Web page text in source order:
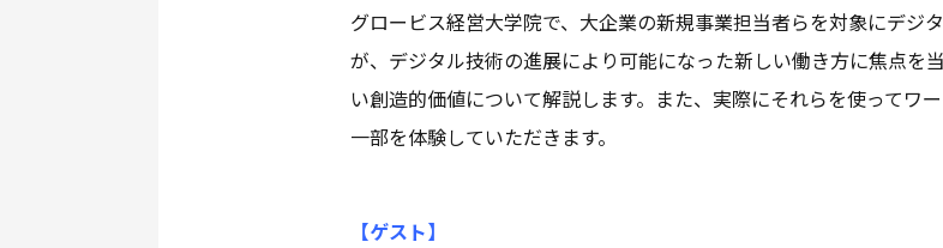
グロービス経営大学院で、大企業の新規事業担当者らを対象にデジ
が、デジタル技術の進展により可能になった新しい働き方に焦点を
い創造的価値について解説します。また、実際にそれらを使ってワ
一部を体験していただきます。
【ゲスト】